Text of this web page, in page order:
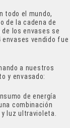
el mundo,
de la cadena de
de los envases se
vendido fue
a nuestros
y envasado:
de energía
combinación
luz ultravioleta.